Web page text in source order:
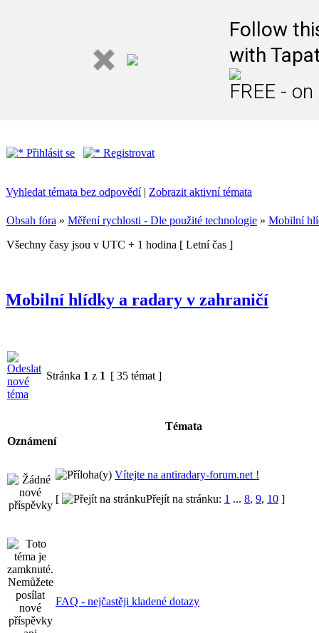
Follow
with
FREE -
Přihlásit se Registrovat
Vyhledat témata bez odpovědí| Zobrazit aktivní témata
Obsah fóra » Měření rychlosti - Dle použité technologie » Mobilní
Všechny časy jsou v UTC + 1 hodina [ Letní čas ]
Mobilní hlídky a radary v zahraničí
Stránka 1 z 1 [ 35 témat ]
Témata
Oznámení
Vítejte na antiradary-forum.net !
[
Přejít na stránku: 1 ... 8, 9, 10 ]
FAQ - nejčastěji kladené dotazy